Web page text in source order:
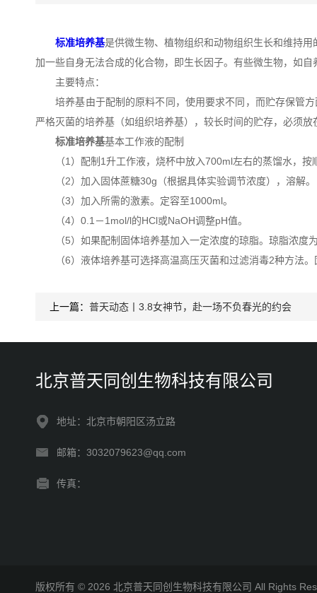
标准培养基是供微生物、植物组织和动物组织生长和维持
加一些自身无法合成的化合物，即生长因子。有些微生物，如
主要特点：
培养基由于配制的原料不同，使用要求不同，而贮存保管方
严格灭菌的培养基（如组织培养基），较长时间的贮存，必须
标准培养基基本工作液的配制
（1）配制1升工作液，烧杯中放入700ml左右的蒸馏水，按
（2）加入固体蔗糖30g（根据具体实验调节浓度），溶解。
（3）加入所需的激素。定容至1000ml。
（4）0.1－1mol/l的HCl或NaOH调整pH值。
（5）如果配制固体培养基加入一定浓度的琼脂。琼脂浓度
（6）液体培养基可选择高温高压灭菌和过滤消毒2种方法。
上一篇： 普天动态丨3.8女神节，赴一场不负春光的约会
北京普天同创生物科技有限公司
地址：北京市朝阳区汤立路
邮箱：3032079623@qq.com
传真：
版权所有 © 2026 北京普天同创生物科技有限公司 All Rights